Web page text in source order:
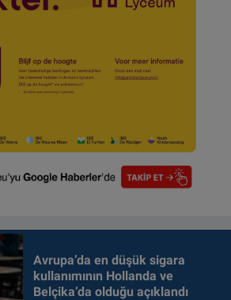
Avrupa’da en düşük sigara
kullanımının Hollanda ve
Belçika’da olduğu açıklandı